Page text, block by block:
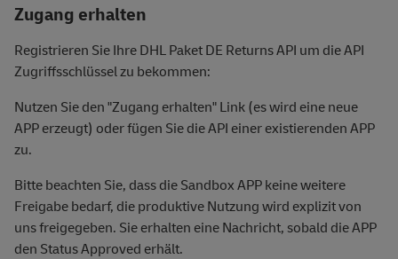
Zugang erhalten
Registrieren Sie Ihre DHL Paket DE Returns API um die API
Zugriffsschlüssel zu bekommen:
Nutzen Sie den "Zugang erhalten" Link (es wird eine neue
APP erzeugt) oder fügen Sie die API einer existierenden APP
zu.
Bitte beachten Sie, dass die Sandbox APP keine weitere
Freigabe bedarf, die produktive Nutzung wird explizit von
uns freigegeben. Sie erhalten eine Nachricht, sobald die APP
den Status Approved erhält.